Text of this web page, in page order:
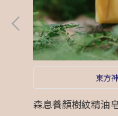
東方
森息養顏樹紋精油